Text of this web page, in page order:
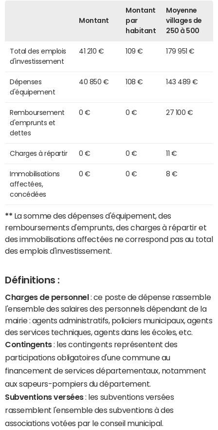
Montant
Montant
par
habitant
Moyenne
villages de
250 à 500
Total des emplois
d'investissement
41 210 € 109 € 179 951 €
Dépenses
d'équipement
40 850 € 108 € 143 489 €
Remboursement
d'emprunts et
dettes
0 € 0 € 27 100 €
Charges à répartir 0 € 0 € 11 €
Immobilisations
affectées,
concédées
0 € 0 € 8 €
** La somme des dépenses d'équipement, des
remboursements d'emprunts, des charges à répartir et
des immobilisations affectées ne correspond pas au total
des emplois d'investissement.
Définitions :
Charges de personnel : ce poste de dépense rassemble
l'ensemble des salaires des personnels dépendant de la
mairie : agents administratifs, policiers municipaux, agents
des services techniques, agents dans les écoles, etc.
Contingents: les contingents représentent des
participations obligatoires d'une commune au
financement de services départementaux, notamment
aux sapeurs-pompiers du département.
Subventions versées: les subventions versées
rassemblent l'ensemble des subventions à des
associations votées par le conseil municipal.